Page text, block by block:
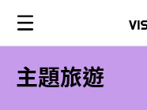
主題旅遊